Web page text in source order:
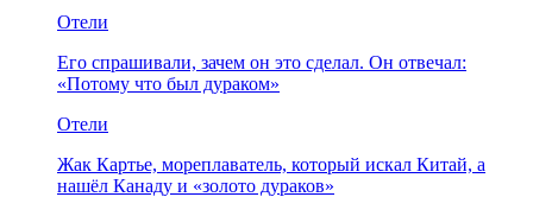
Отели
Его спрашивали, зачем он это сделал. Он отвечал:
«Потому что был дураком»
Отели
Жак Картье, мореплаватель, который искал Китай, а
нашёл Канаду и «золото дураков»